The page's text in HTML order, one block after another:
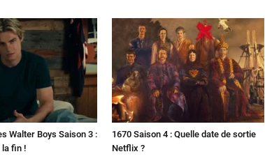
Walter Boys Saison 3 :
la fin !
1670 Saison 4 : Quelle date de sortie
Netflix ?